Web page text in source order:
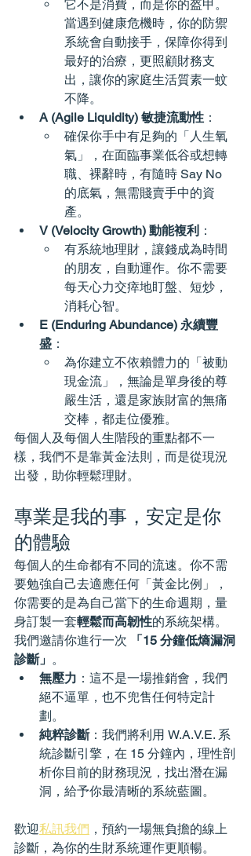
它不是消費，而是你的盔甲。
當遇到健康危機時，你的防禦
系統會自動接手，保障你得到
最好的治療，更照顧財務支
出，讓你的家庭生活質素一蚊
不降。
A (Agile Liquidity) 敏捷流動性 ：
確保你手中有足夠的「人生氧
氣」，在面臨事業低谷或想轉
職、裸辭時，有隨時 Say No
的底氣，無需賤賣手中的資
產。
V (Velocity Growth) 動能複利 ：
有系統地理財，讓錢成為時間
的朋友，自動運作。你不需要
每天心力交瘁地盯盤、短炒，
消耗心智。
E (Enduring Abundance) 永續豐
盛 ：
為你建立不依賴體力的「被動
現金流」，無論是單身後的尊
嚴生活，還是家族財富的無痛
交棒，都走位優雅。
每個人及每個人生階段的重點都不一
樣，我們不是靠黃金法則，而是從現況
出發，助你輕鬆理財。
專業是我的事，安定是你
的體驗
每個人的生命都有不同的流速。你不需
要勉強自己去適應任何「黃金比例」，
你需要的是為自己當下的生命週期，量
身訂製一套輕鬆而高韌性的系統架構。
我們邀請你進行一次
「15 分鐘低熵漏洞
診斷」 。
無壓力 ：這不是一場推銷會，我們
絕不逼單，也不兜售任何特定計
劃。
純粹診斷：我們將利用 W.A.V.E. 系
統診斷引擎，在 15 分鐘內，理性剖
析你目前的財務現況，找出潛在漏
洞，給予你最清晰的系統藍圖。
歡迎私訊我們 ，預約一場無負擔的線上
診斷，為你的生財系統運作更順暢。